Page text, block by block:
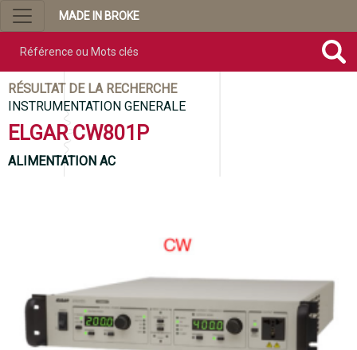
MADE IN BROKE
RÉSULTAT DE LA RECHERCHE
INSTRUMENTATION GENERALE
ELGAR CW801P
ALIMENTATION AC